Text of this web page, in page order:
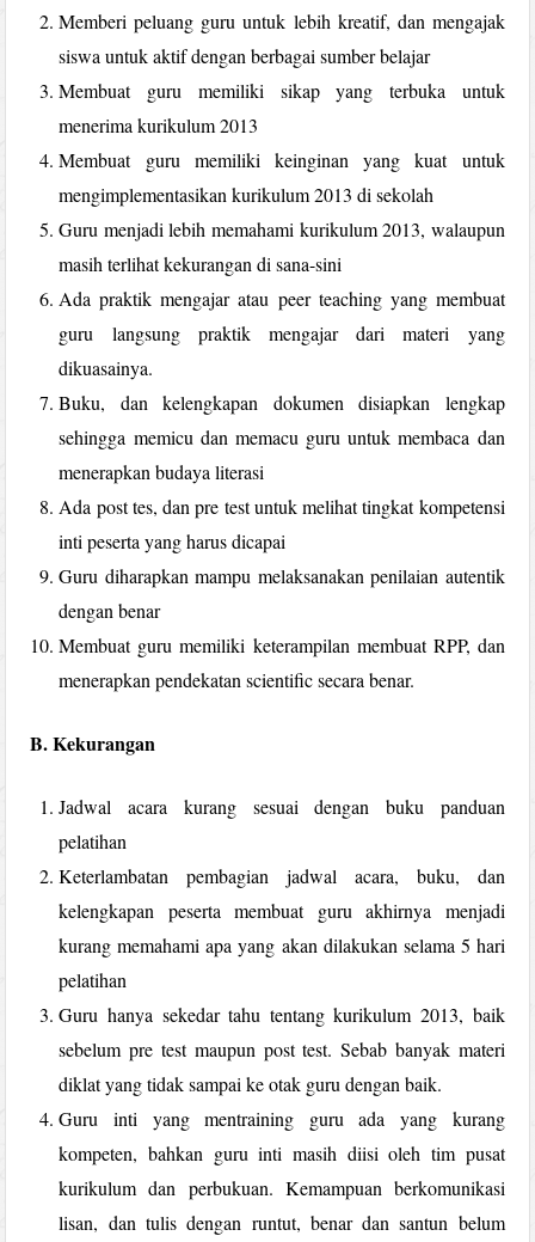
Memberi peluang guru untuk lebih kreatif, dan mengajak
siswa untuk aktif dengan berbagai sumber belajar
Membuat guru memiliki sikap yang terbuka untuk
menerima kurikulum 2013
Membuat guru memiliki keinginan yang kuat untuk
mengimplementasikan kurikulum 2013 di sekolah
Guru menjadi lebih memahami kurikulum 2013, walaupun
masih terlihat kekurangan di sana-sini
Ada praktik mengajar atau peer teaching yang membuat
guru langsung praktik mengajar dari materi yang
dikuasainya.
Buku, dan kelengkapan dokumen disiapkan lengkap
sehingga memicu dan memacu guru untuk membaca dan
menerapkan budaya literasi
Ada post tes, dan pre test untuk melihat tingkat kompetensi
inti peserta yang harus dicapai
Guru diharapkan mampu melaksanakan penilaian autentik
dengan benar
Membuat guru memiliki keterampilan membuat RPP, dan
menerapkan pendekatan scientific secara benar.
B. Kekurangan
Jadwal acara kurang sesuai dengan buku panduan
pelatihan
Keterlambatan pembagian jadwal acara, buku, dan
kelengkapan peserta membuat guru akhirnya menjadi
kurang memahami apa yang akan dilakukan selama 5 hari
pelatihan
Guru hanya sekedar tahu tentang kurikulum 2013, baik
sebelum pre test maupun post test. Sebab banyak materi
diklat yang tidak sampai ke otak guru dengan baik.
Guru inti yang mentraining guru ada yang kurang
kompeten, bahkan guru inti masih diisi oleh tim pusat
kurikulum dan perbukuan. Kemampuan berkomunikasi
lisan, dan tulis dengan runtut, benar dan santun belum